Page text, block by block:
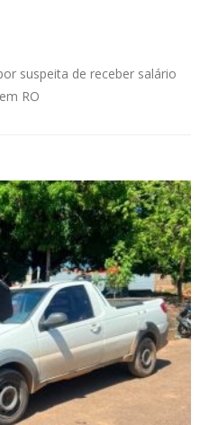
suspeita de receber salário
RO